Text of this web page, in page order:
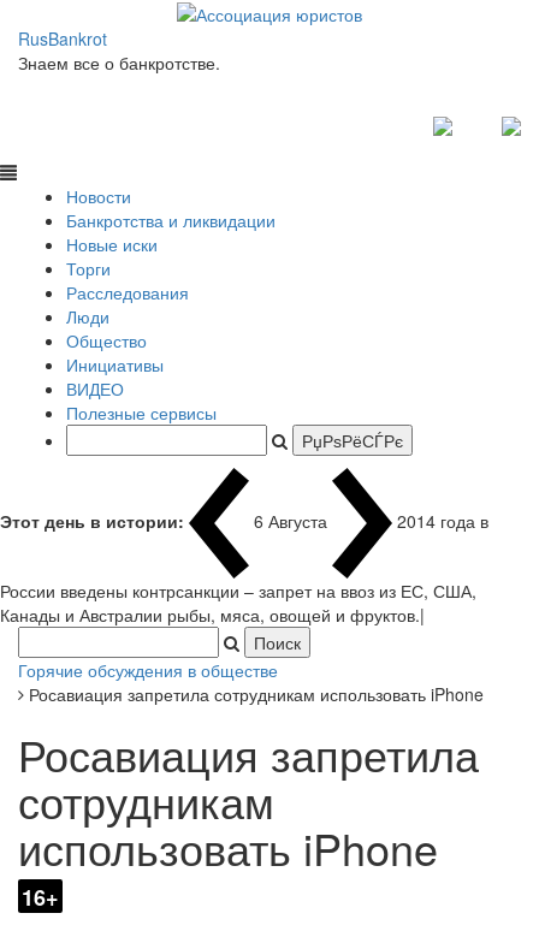
RusBankrot
Знаем все о банкротстве.
Новости
Банкротства и ликвидации
Новые иски
Торги
Расследования
Люди
Общество
Инициативы
ВИДЕО
Полезные сервисы
Этот день в истории: 6 Августа 2014 года в
России введены контрсанкции – запрет на ввоз из ЕС, США,
Канады и Австралии рыбы, мяса, овощей и фруктов.|
Горячие обсуждения в обществе
Росавиация запретила сотрудникам использовать iPhone
Росавиация запретила
сотрудникам
использовать iPhone
16+